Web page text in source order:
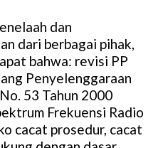
dan
dari berbagai pihak,
bahwa: revisi PP
Penyelenggaraan
53 Tahun 2000
Frekuensi Radio
cacat prosedur, cacat